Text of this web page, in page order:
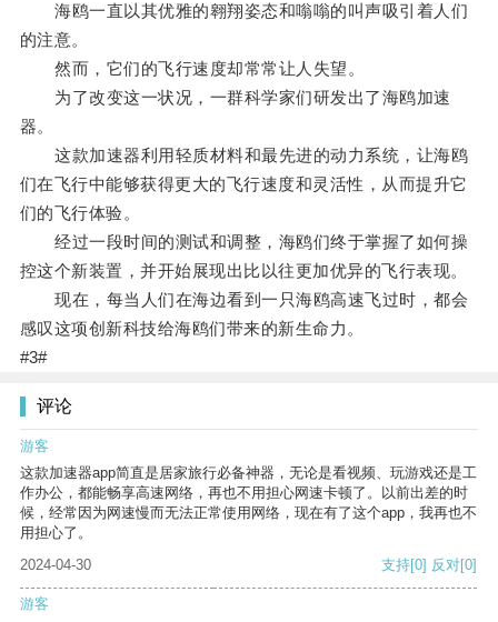
海鸥一直以其优雅的翱翔姿态和嗡嗡的叫声吸引着人们
的注意。
然而，它们的飞行速度却常常让人失望。
为了改变这一状况，一群科学家们研发出了海鸥加速
器。
这款加速器利用轻质材料和最先进的动力系统，让海鸥
们在飞行中能够获得更大的飞行速度和灵活性，从而提升它
们的飞行体验。
经过一段时间的测试和调整，海鸥们终于掌握了如何操
控这个新装置，并开始展现出比以往更加优异的飞行表现。
现在，每当人们在海边看到一只海鸥高速飞过时，都会
感叹这项创新科技给海鸥们带来的新生命力。
#3#
评论
游客
这款加速器app简直是居家旅行必备神器，无论是看视频、玩游戏还是工
作办公，都能畅享高速网络，再也不用担心网速卡顿了。以前出差的时
候，经常因为网速慢而无法正常使用网络，现在有了这个app，我再也不
用担心了。
2024-04-30
支持[0] 反对[0]
游客